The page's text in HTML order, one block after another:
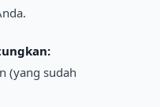
(yang sudah